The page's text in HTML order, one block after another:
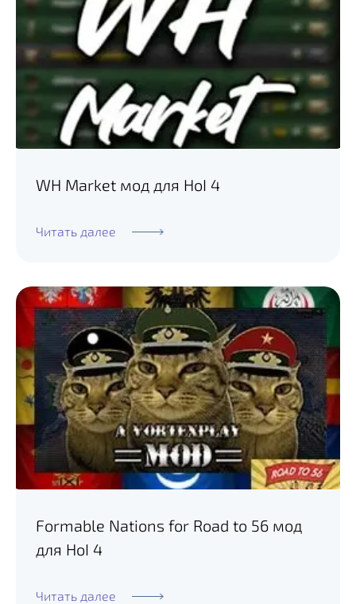
WH Market мод для HoI 4
Читать далее
Formable Nations for Road to 56 мод
для HoI 4
Читать далее